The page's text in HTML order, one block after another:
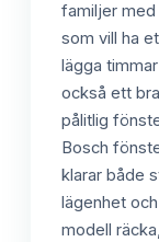
familjer med
som vill ha
lägga
också ett
pålitlig
Bosch
klarar både
lägenhet
modell